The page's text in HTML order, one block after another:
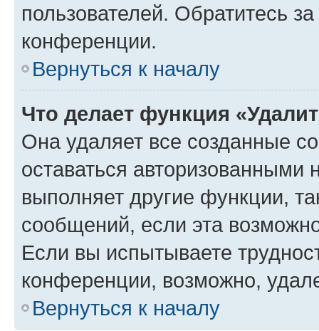
пользователей. Обратитесь
конференции.
Вернуться к началу
Что делает функция
Она удаляет все созданные
оставаться авторизованными
выполняет другие функции,
сообщений, если эта
Если вы испытываете
конференции, возможно,
Вернуться к началу